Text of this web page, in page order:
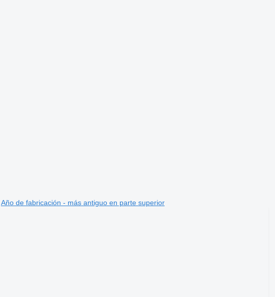
Año de fabricación - más antiguo en parte superior